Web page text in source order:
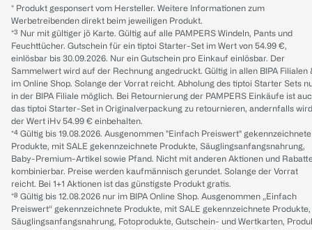
* Produkt gesponsert vom Hersteller. Weitere Informationen zum
Werbetreibenden direkt beim jeweiligen Produkt.
*³ Nur mit gültiger jö Karte. Gültig auf alle PAMPERS Windeln, Pants und
Feuchttücher. Gutschein für ein tiptoi Starter-Set im Wert von 54.99 €,
einlösbar bis 30.09.2026. Nur ein Gutschein pro Einkauf einlösbar. Der
Sammelwert wird auf der Rechnung angedruckt. Gültig in allen BIPA Filialen
im Online Shop. Solange der Vorrat reicht. Abholung des tiptoi Starter Sets
in der BIPA Filiale möglich. Bei Retournierung der PAMPERS Einkäufe ist
das tiptoi Starter-Set in Originalverpackung zu retournieren, andernfalls wird
der Wert iHv 54.99 € einbehalten.
*⁴ Gültig bis 19.08.2026. Ausgenommen "Einfach Preiswert" gekennzeichnete
Produkte, mit SALE gekennzeichnete Produkte, Säuglingsanfangsnahrung,
Baby-Premium-Artikel sowie Pfand. Nicht mit anderen Aktionen und
kombinierbar. Preise werden kaufmännisch gerundet. Solange der Vorrat
reicht. Bei 1+1 Aktionen ist das günstigste Produkt gratis.
*⁸ Gültig bis 12.08.2026 nur im BIPA Online Shop. Ausgenommen „Einfach
Preiswert“ gekennzeichnete Produkte, mit SALE gekennzeichnete Produkte,
Säuglingsanfangsnahrung, Fotoprodukte, Gutschein- und Wertkarten,